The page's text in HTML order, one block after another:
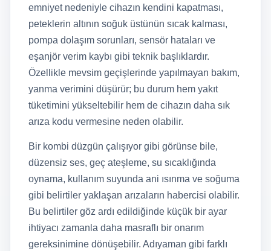
emniyet nedeniyle cihazın kendini kapatması,
peteklerin altının soğuk üstünün sıcak kalması,
pompa dolaşım sorunları, sensör hataları ve
eşanjör verim kaybı gibi teknik başlıklardır.
Özellikle mevsim geçişlerinde yapılmayan bakım,
yanma verimini düşürür; bu durum hem yakıt
tüketimini yükseltebilir hem de cihazın daha sık
arıza kodu vermesine neden olabilir.
Bir kombi düzgün çalışıyor gibi görünse bile,
düzensiz ses, geç ateşleme, su sıcaklığında
oynama, kullanım suyunda ani ısınma ve soğuma
gibi belirtiler yaklaşan arızaların habercisi olabilir.
Bu belirtiler göz ardı edildiğinde küçük bir ayar
ihtiyacı zamanla daha masraflı bir onarım
gereksinimine dönüşebilir. Adıyaman gibi farklı